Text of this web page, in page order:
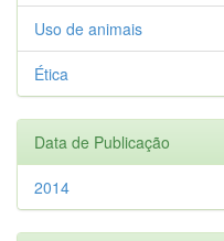
Uso de animais
Ética
Data de Publicação
2014